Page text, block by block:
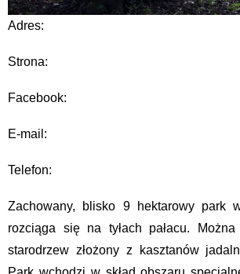
Adres:
Strona:
Facebook:
E-mail:
Telefon:
Zachowany, blisko 9 hektarowy park
rozciąga się na tyłach pałacu.
starodrzew złożony z kasztanów